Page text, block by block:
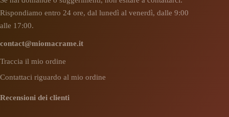
Rispondiamo entro 24 ore, dal lunedì al venerdì, dalle 9:00
alle 17:00.
contact@miomacrame.it
Traccia il mio ordine
Contattaci riguardo al mio ordine
Recensioni dei clienti